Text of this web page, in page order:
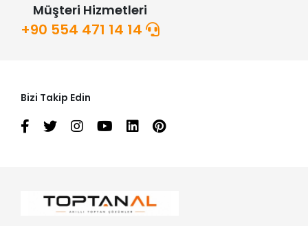
Müşteri Hizmetleri
+90 554 471 14 14
Bizi Takip Edin